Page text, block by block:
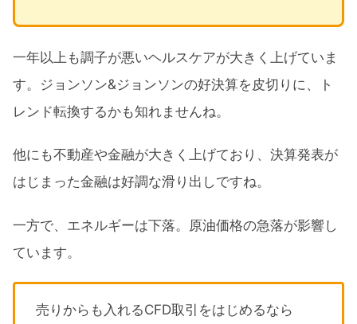
一年以上も調子が悪いヘルスケアが大きく上げていま
す。ジョンソン&ジョンソンの好決算を皮切りに、ト
レンド転換するかも知れませんね。
他にも不動産や金融が大きく上げており、決算発表が
はじまった金融は好調な滑り出しですね。
一方で、エネルギーは下落。原油価格の急落が影響し
ています。
売りからも入れるCFD取引をはじめるなら